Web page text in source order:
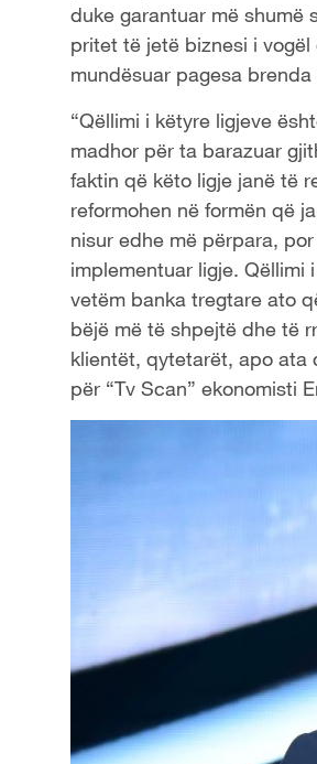
duke garantuar më shumë
pritet të jetë biznesi i
mundësuar pagesa
“Qëllimi i këtyre ligjeve
madhor për ta barazuar
faktin që këto ligje janë të
reformohen në formën që
nisur edhe më përpara,
implementuar ligje. Qëllimi
vetëm banka tregtare ato
bëjë më të shpejtë dhe të
klientët, qytetarët, apo ata
për “Tv Scan” ekonomisti